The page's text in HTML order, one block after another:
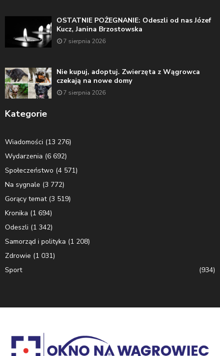
OSTATNIE POŻEGNANIE: Odeszli od nas Józef
Kucz, Janina Brzostowska
7 sierpnia 2026
Nie kupuj, adoptuj. Zwierzęta z Wągrowca
czekają na nowe domy
7 sierpnia 2026
Kategorie
Wiadomości (13 276)
Wydarzenia (6 692)
Społeczeństwo (4 571)
Na sygnale (3 772)
Gorący temat(3 519)
Kronika (1 694)
Odeszli (1 342)
Samorząd i polityka (1 208)
Zdrowie (1 031)
Sport
(934)